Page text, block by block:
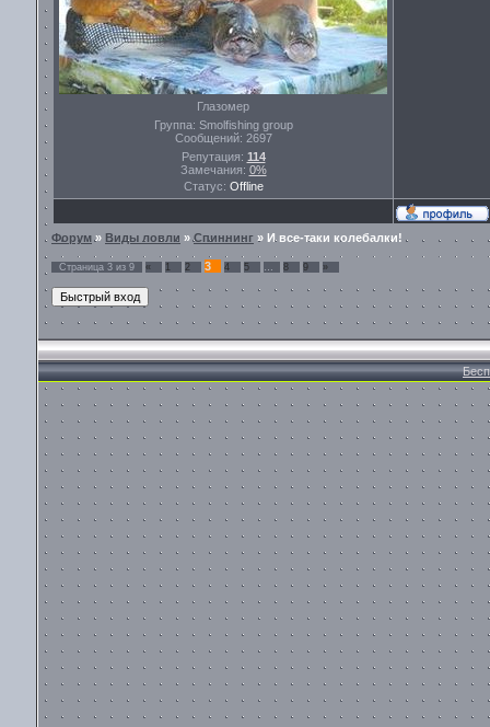
Глазомер
Группа: Smolfishing group
Сообщений: 2697
Репутация: 114
Замечания: 0%
Статус: Offline
Форум» Виды ловли »Спиннинг » И все-таки колебалки!
Страница 3 из 9 « 1 2 3 4 5 … 8 9 »